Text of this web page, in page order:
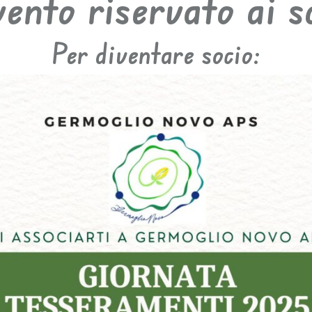
Per diventare socio: